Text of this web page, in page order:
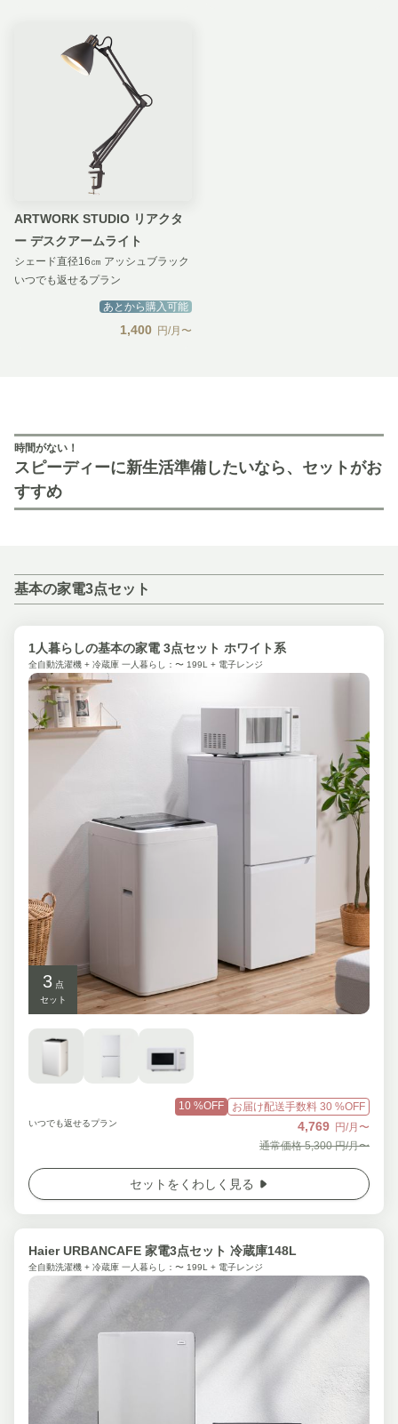
ARTWORK STUDIO リアクタ
ー デスクアームライト
シェード直径16㎝ アッシュブラック
いつでも返せるプラン
あとから購入可能
1,400 円/月〜
時間がない！
スピーディーに新生活準備したいなら、セットがお
すすめ
基本の家電3点セット
1人暮らしの基本の家電 3点セット ホワイト系
全自動洗濯機 + 冷蔵庫 一人暮らし：〜 199L + 電子レンジ
3点
セット
10 %OFF お届け配送手数料 30 %OFF
いつでも返せるプラン 4,769 円/月〜
通常価格 5,300 円/月〜
セットをくわしく見る
Haier URBANCAFE 家電3点セット 冷蔵庫148L
全自動洗濯機 + 冷蔵庫 一人暮らし：〜 199L + 電子レンジ